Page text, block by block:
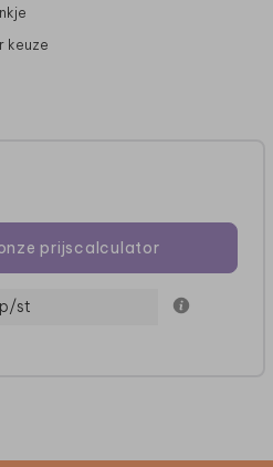
keuze
prijscalculator
p/st